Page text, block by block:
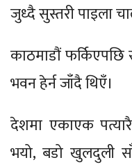
जुध्दै सुस्तरी पाइला
काठमाडौं
भवन हेर्न जाँदै थिएँ।
देशमा एकाएक
भयो, बडो खुलदुली